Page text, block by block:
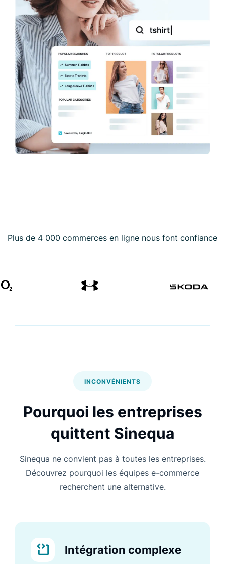
Plus de 4 000 commerces en ligne nous font confiance
INCONVÉNIENTS
Pourquoi les entreprises
quittent Sinequa
Sinequa ne convient pas à toutes les entreprises.
Découvrez pourquoi les équipes e-commerce
recherchent une alternative.
Intégration complexe